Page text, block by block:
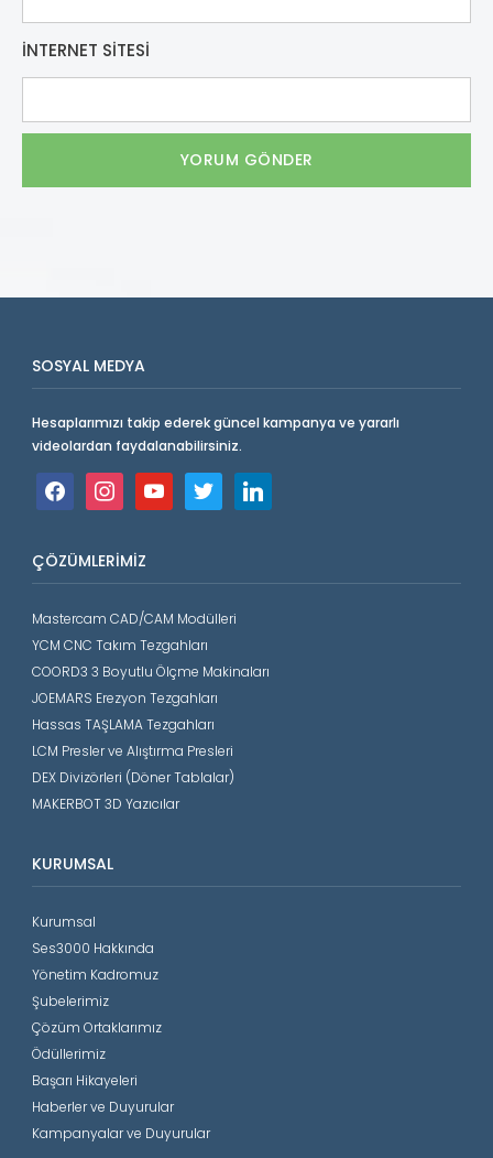
İNTERNET SITESI
SOSYAL MEDYA
Hesaplarımızı takip ederek güncel kampanya ve yararlı
videolardan faydalanabilirsiniz.
facebookinstagramyoutube twitter linkedin
ÇÖZÜMLERIMIZ
Mastercam CAD/CAM Modülleri
YCM CNC Takım Tezgahları
COORD3 3 Boyutlu Ölçme Makinaları
JOEMARS Erezyon Tezgahları
Hassas TAŞLAMA Tezgahları
LCM Presler ve Alıştırma Presleri
DEX Divizörleri (Döner Tablalar)
MAKERBOT 3D Yazıcılar
KURUMSAL
Kurumsal
Ses3000 Hakkında
Yönetim Kadromuz
Şubelerimiz
Çözüm Ortaklarımız
Ödüllerimiz
Başarı Hikayeleri
Haberler ve Duyurular
Kampanyalar ve Duyurular